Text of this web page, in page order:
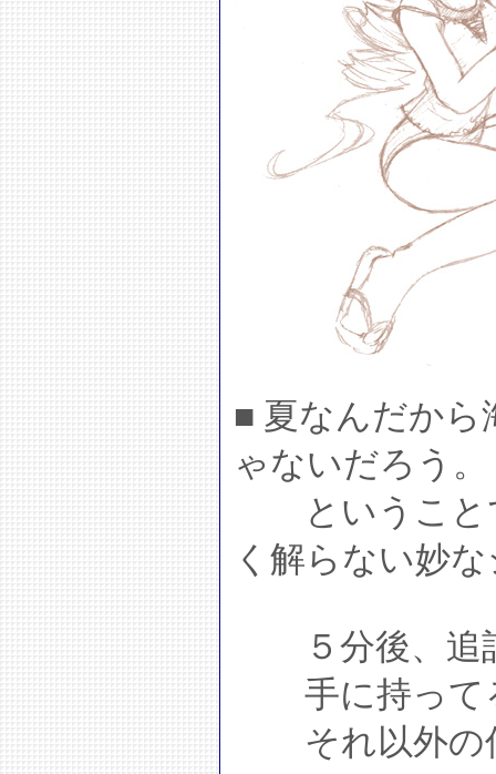
■ 夏なんだから
ゃないだろう。
ということ
く解らない妙
５分後、追
手に持って
それ以外の